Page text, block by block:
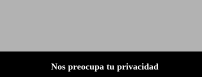
Nos preocupa tu privacidad